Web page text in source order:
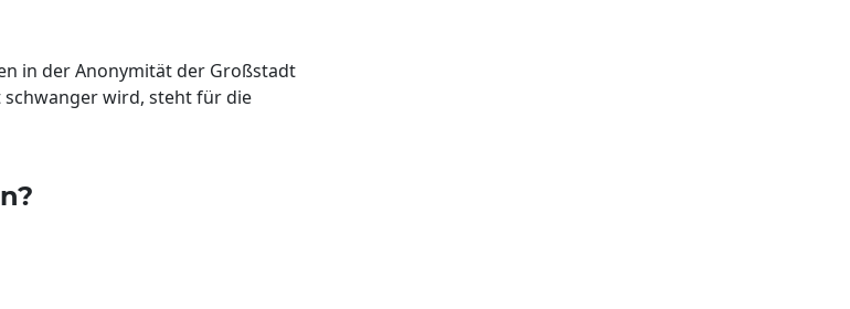
in der Anonymität der Großstadt
schwanger wird, steht für die